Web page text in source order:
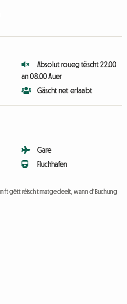
Absolut roueg tëscht 22.00
an 08.00 Auer
Gäscht net erlaabt
Gare
Fluchhafen
gëtt réischt matgedeelt, wann d'Buchung